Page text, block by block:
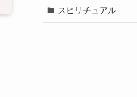
スピリチュアル